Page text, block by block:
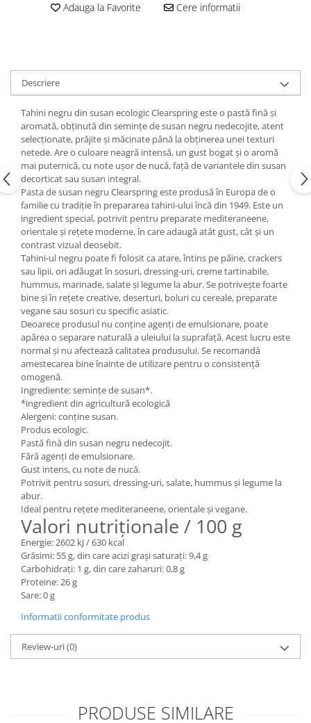
Adauga la Favorite Cere informatii
Descriere
Tahini negru din susan ecologic Clearspring este o pastă fină și
aromată, obținută din semințe de susan negru nedecojite, atent
selecționate, prăjite și măcinate până la obținerea unei texturi
netede. Are o culoare neagră intensă, un gust bogat și o aromă
mai puternică, cu note ușor de nucă, față de variantele din susan
decorticat sau susan integral.
Pasta de susan negru Clearspring este produsă în Europa de o
familie cu tradiție în prepararea tahini-ului încă din 1949. Este un
ingredient special, potrivit pentru preparate mediteraneene,
orientale și rețete moderne, în care adaugă atât gust, cât și un
contrast vizual deosebit.
Tahini-ul negru poate fi folosit ca atare, întins pe pâine, crackers
sau lipii, ori adăugat în sosuri, dressing-uri, creme tartinabile,
hummus, marinade, salate și legume la abur. Se potrivește foarte
bine și în rețete creative, deserturi, boluri cu cereale, preparate
vegane sau sosuri cu specific asiatic.
Deoarece produsul nu conține agenți de emulsionare, poate
apărea o separare naturală a uleiului la suprafață. Acest lucru este
normal și nu afectează calitatea produsului. Se recomandă
amestecarea bine înainte de utilizare pentru o consistență
omogenă.
Ingrediente: semințe de susan*.
*ingredient din agricultură ecologică
Alergeni: conține susan.
Produs ecologic.
Pastă fină din susan negru nedecojit.
Fără agenți de emulsionare.
Gust intens, cu note de nucă.
Potrivit pentru sosuri, dressing-uri, salate, hummus și legume la
abur.
Ideal pentru rețete mediteraneene, orientale și vegane.
Valori nutriționale / 100 g
Energie: 2602 kJ / 630 kcal
Grăsimi: 55 g, din care acizi grași saturați: 9,4 g
Carbohidrați: 1 g, din care zaharuri: 0,8 g
Proteine: 26 g
Sare: 0 g
Informatii conformitate produs
Review-uri(0)
PRODUSE SIMILARE